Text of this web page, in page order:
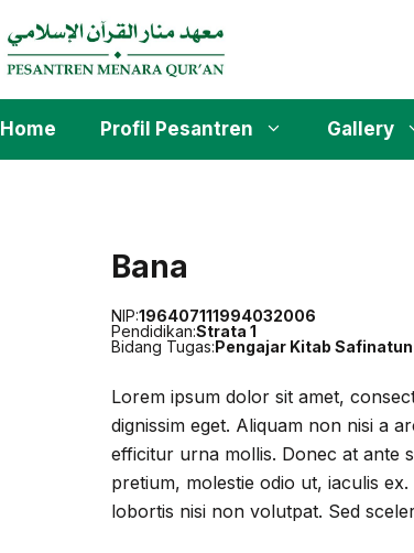
Home Profil Pesantren Gallery
Bana
NIP:196407111994032006
Pendidikan:Strata 1
Bidang Tugas:Pengajar Kitab
Lorem ipsum dolor sit amet,
dignissim eget. Aliquam non nisi a
efficitur urna mollis. Donec at ante
pretium, molestie odio ut, iaculis
lobortis nisi non volutpat. Sed